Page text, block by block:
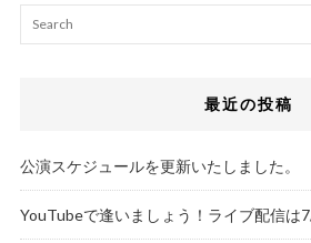
最近の投稿
公演スケジュールを更新いたしました。
YouTubeで逢いましょう！ライブ配信は